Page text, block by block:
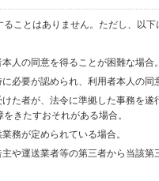
ことはありません。ただし、以
人の同意を得ることが困難な場合。
必要が認められ、利用者本人の同
た者が、法令に準拠した事務を
きたすおそれがある場合。
務が定められている場合。
や運送業者等の第三者から当該